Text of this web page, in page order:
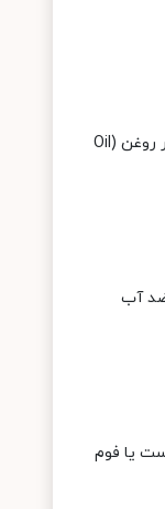
راهنمای جامع کاهش گذر روغن (Oil
ضد آب
یا فوم